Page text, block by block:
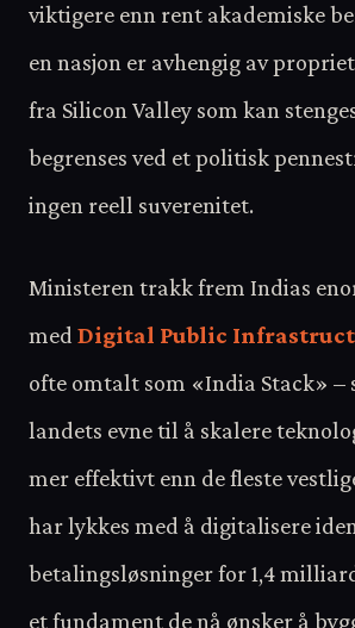
viktigere enn rent akademiske
en nasjon er avhengig av
fra Silicon Valley som kan
begrenses ved et politisk
ingen reell suverenitet.
Ministeren trakk frem Indias
med Digital Public
ofte omtalt som «India Stack» –
landets evne til å skalere
mer effektivt enn de fleste
har lykkes med å digitalisere
betalingsløsninger for 1,4
et fundament de nå ønsker å